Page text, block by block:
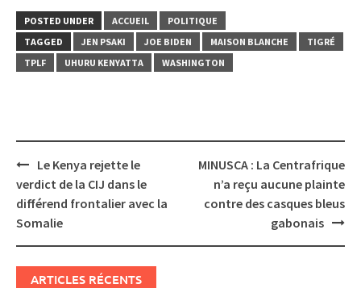
POSTED UNDER ACCUEIL
POLITIQUE
TAGGED
JEN PSAKI JOE BIDEN MAISON BLANCHE
TIGRÉ
TPLF
UHURU KENYATTA WASHINGTON
Post
navigation
Le Kenya rejette le
verdict de la CIJ dans le
différend frontalier avec la
Somalie
MINUSCA : La Centrafrique
n’a reçu aucune plainte
contre des casques bleus
gabonais
ARTICLES RÉCENTS